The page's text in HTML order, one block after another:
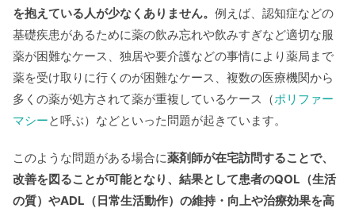
を抱えている人が少なくありません。 例えば、認知症などの
基礎疾患があるために薬の飲み忘れや飲みすぎなど適切な服
薬が困難なケース、独居や要介護などの事情により薬局まで
薬を受け取りに行くのが困難なケース、複数の医療機関から
多くの薬が処方されて薬が重複しているケース（ポリファー
マシーと呼ぶ）などといった問題が起きています。
このような問題がある場合に薬剤師が在宅訪問することで、
改善を図ることが可能となり、結果として患者のQOL（生活
の質）やADL（日常生活動作）の維持・向上や治療効果を高